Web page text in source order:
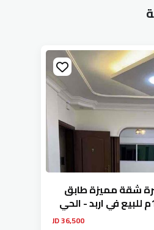
شقة مميزة طابق
ثاني مساحة 125م للبيع في اربد - الحي
36,500 JD